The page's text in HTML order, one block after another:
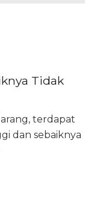
Tidak
terdapat
dan sebaiknya